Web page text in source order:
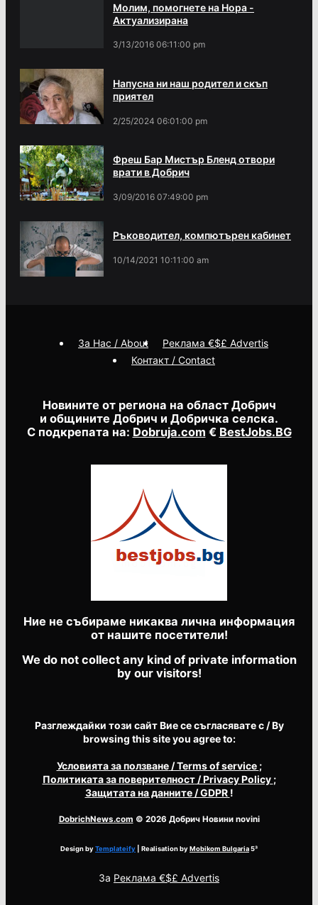
Молим, помогнете на Нора -
Актуализирана
3/13/2016 06:11:00 pm
Напусна ни наш родител и скъп
приятел
2/25/2024 06:01:00 pm
Фреш Бар Мистър Бленд отвори
врати в Добрич
3/09/2016 07:49:00 pm
Ръководител, компютърен кабинет
10/14/2021 10:11:00 am
Новините от региона на област Добрич
и общините Добрич и Добричка селска.
С подкрепата на: Dobruja.com € BestJobs.BG
Ние не събираме никаква лична информация
от нашите посетители!
We do not collect any kind of private information
by our visitors!
Разглеждайки този сайт Вие се съгласявате с / By
browsing this site you agree to:
Условията за ползване/ Terms of service ;
Политиката за поверителност/ Privacy Policy ;
Защитата на данните/ GDPR !
DobrichNews.com © 2026 Добрич Новини novini
Design byTemplateify | Realisation byMobikom Bulgaria5³
За Реклама €$£ Advertis
За Нас / About
Реклама €$£ Advertis
Контакт / Contact